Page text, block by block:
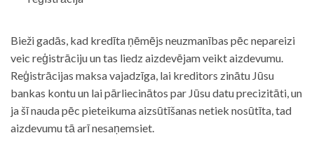
Bieži gadās, kad kredīta ņēmējs neuzmanības pēc nepareizi
veic reģistrāciju un tas liedz aizdevējam veikt aizdevumu.
Reģistrācijas maksa vajadzīga, lai kreditors zinātu Jūsu
bankas kontu un lai pārliecinātos par Jūsu datu precizitāti, un
ja šī nauda pēc pieteikuma aizsūtīšanas netiek nosūtīta, tad
aizdevumu tā arī nesaņemsiet.